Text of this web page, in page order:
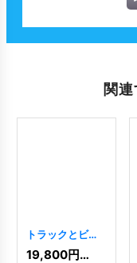
関
トラックとビル
ディングの運
19,800円(税込)